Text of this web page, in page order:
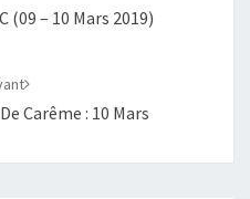
(09 – 10 Mars 2019)
Carême : 10 Mars